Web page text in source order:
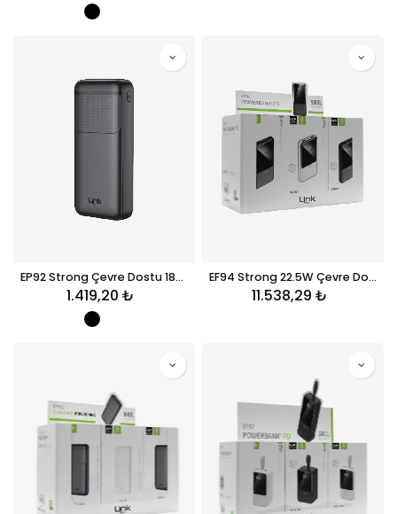
EP92 Strong Çevre Dostu 18000mAh Powerbank
1.419,20 ₺
EF94 Strong 22.5W Çevre Dostu 9000mAh Powerbank 12'li Paket
11.538,29 ₺